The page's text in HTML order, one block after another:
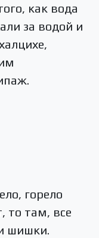
как вода
за водой и
горело
то там, все
шишки.